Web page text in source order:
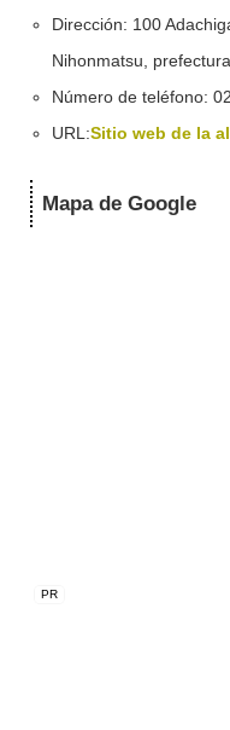
Dirección: 100
Nihonmatsu,
Número de teléfono:
URL:Sitio web de la
Mapa de Google